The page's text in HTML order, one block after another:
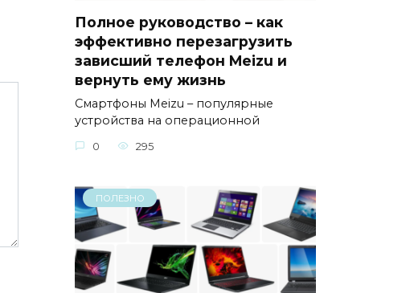
Полное руководство – как
эффективно перезагрузить
зависший телефон Meizu и
вернуть ему жизнь
Смартфоны Meizu – популярные
устройства на операционной
0 295
ПОЛЕЗНО